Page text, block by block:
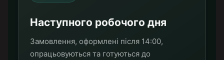
Наступного робочого дня
Замовлення, оформлені після 14:00,
опрацьовуються та готуються до